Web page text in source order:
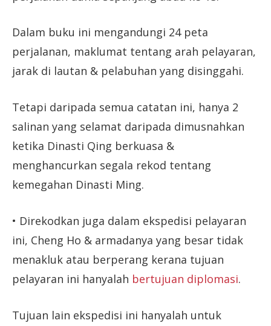
Dalam buku ini mengandungi 24 peta
perjalanan, maklumat tentang arah pelayaran,
jarak di lautan & pelabuhan yang disinggahi.
Tetapi daripada semua catatan ini, hanya 2
salinan yang selamat daripada dimusnahkan
ketika Dinasti Qing berkuasa &
menghancurkan segala rekod tentang
kemegahan Dinasti Ming.
• Direkodkan juga dalam ekspedisi pelayaran
ini, Cheng Ho & armadanya yang besar tidak
menakluk atau berperang kerana tujuan
pelayaran ini hanyalah bertujuan diplomasi.
Tujuan lain ekspedisi ini hanyalah untuk